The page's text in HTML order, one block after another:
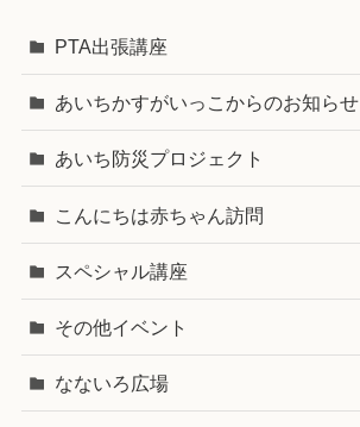
PTA出張講座
あいちかすがいっこからのお知らせ
あいち防災プロジェクト
こんにちは赤ちゃん訪問
スペシャル講座
その他イベント
なないろ広場